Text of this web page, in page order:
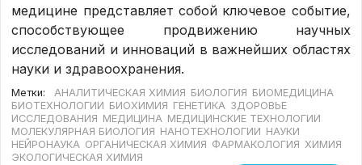
медицине представляет собой ключевое событие,
способствующее продвижению научных
исследований и инноваций в важнейших областях
науки и здравоохранения.
Метки: АНАЛИТИЧЕСКАЯ ХИМИЯ БИОЛОГИЯ БИОМЕДИЦИНА
БИОТЕХНОЛОГИИ БИОХИМИЯ ГЕНЕТИКА ЗДОРОВЬЕ
ИССЛЕДОВАНИЯ МЕДИЦИНА МЕДИЦИНСКИЕ ТЕХНОЛОГИИ
МОЛЕКУЛЯРНАЯ БИОЛОГИЯ НАНОТЕХНОЛОГИИ НАУКИ
НЕЙРОНАУКА ОРГАНИЧЕСКАЯ ХИМИЯ ФАРМАКОЛОГИЯ ХИМИЯ
ЭКОЛОГИЧЕСКАЯ ХИМИЯ